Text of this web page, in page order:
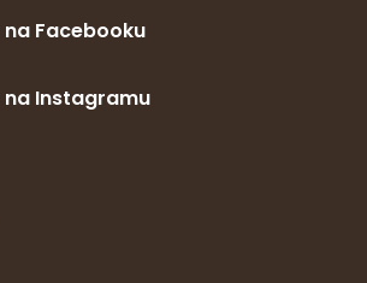
Facebooku
Instagramu